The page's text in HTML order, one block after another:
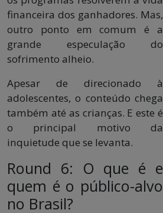
financeira dos ganhadores. Mas,
outro ponto em comum é a
grande especulação do
sofrimento alheio.
Apesar de direcionado à
adolescentes, o conteúdo chega
também até as crianças. E este é
o principal motivo da
inquietude que se levanta.
Round 6: O que é e
quem é o público-alvo
no Brasil?